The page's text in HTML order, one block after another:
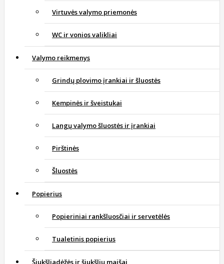
Virtuvės valymo priemonės
WC ir vonios valikliai
Valymo reikmenys
Grindų plovimo įrankiai ir šluostės
Kempinės ir šveistukai
Langų valymo šluostės ir įrankiai
Pirštinės
Šluostės
Popierius
Popieriniai rankšluosčiai ir servetėlės
Tualetinis popierius